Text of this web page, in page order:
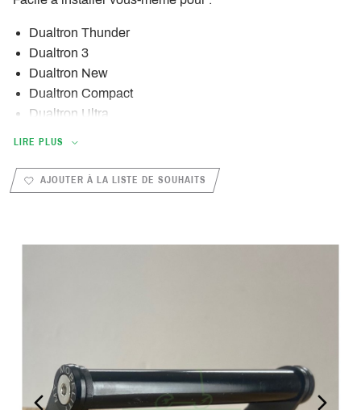
Dualtron Thunder
Dualtron 3
Dualtron New
Dualtron Compact
Dualtron Ultra
Choisissez la couleur des rondelles
LIRE PLUS
AJOUTER À LA LISTE DE SOUHAITS
PREVIOUS_SLIDE